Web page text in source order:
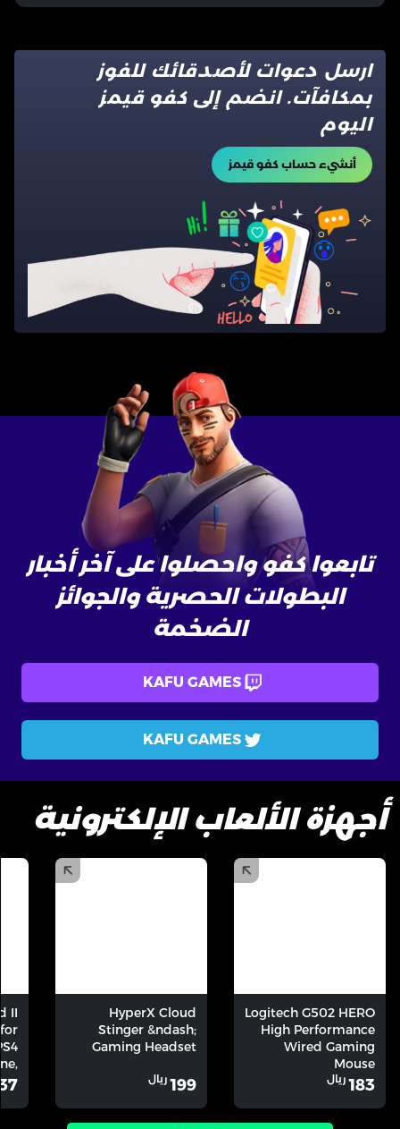
ارسل دعوات لأصدقائك للفوز
بمكافآت. انضم إلى كفو قيمز
اليوم
أنشيء حساب كفو قيمز
تابعوا كفو واحصلوا على آخر أخبار
البطولات الحصرية والجوائز
الضخمة
KAFU GAMES
KAFU GAMES
أجهزة الألعاب الإلكترونية
Logitech G502 HERO
High Performance
Wired Gaming
Mouse
ريال 183
HyperX Cloud
Stinger &ndash;
Gaming Headset
ريال 199
II